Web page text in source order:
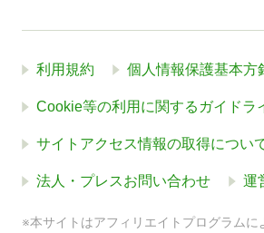
利用規約 個人情報保護基本方
Cookie等の利用に関するガイドラ
サイトアクセス情報の取得につい
法人・プレスお問い合わせ 運
※本サイトはアフィリエイトプログラムに